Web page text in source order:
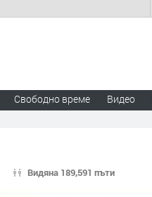
Свободно време Видео
Видяна 189,591 пъти